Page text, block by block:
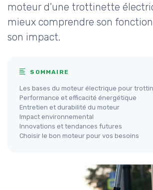
moteur d'une trottinette
mieux comprendre son
son impact.
SOMMAIRE
Les bases du moteur électrique pour
Performance et efficacité énergétique
Entretien et durabilité du moteur
Impact environnemental
Innovations et tendances futures
Choisir le bon moteur pour vos besoins